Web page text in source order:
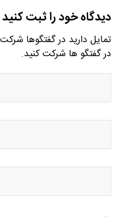
دیدگاه خود را ثبت کنید
تمایل دارید در گفتگوها
در گفتگو ها شرکت کنید.